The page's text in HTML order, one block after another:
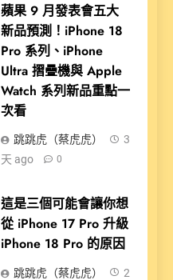
蘋果 9 月發表會五大
新品預測！iPhone 18
Pro 系列、iPhone
Ultra 摺疊機與 Apple
Watch 系列新品重點一
次看
跳跳虎（蔡虎虎）
3
天 ago
0
這是三個可能會讓你想
從 iPhone 17 Pro 升級
iPhone 18 Pro 的原因
跳跳虎（蔡虎虎）
2